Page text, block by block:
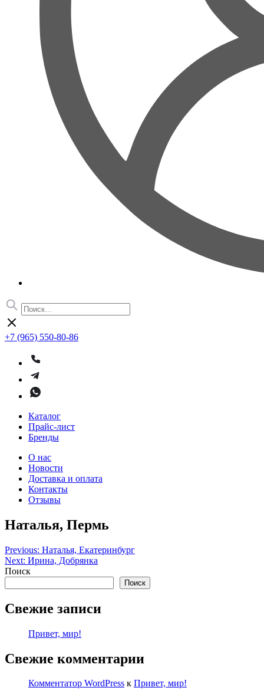
+7 (965) 550-80-86
Каталог
Прайс-лист
Бренды
О нас
Новости
Доставка и оплата
Контакты
Отзывы
Наталья, Пермь
Навигация
по
Previous: Наталья, Екатеринбург
Next: Ирина, Добрянка
Поиск
Поиск
Свежие записи
Привет, мир!
Свежие комментарии
Комментатор WordPress к Привет, мир!